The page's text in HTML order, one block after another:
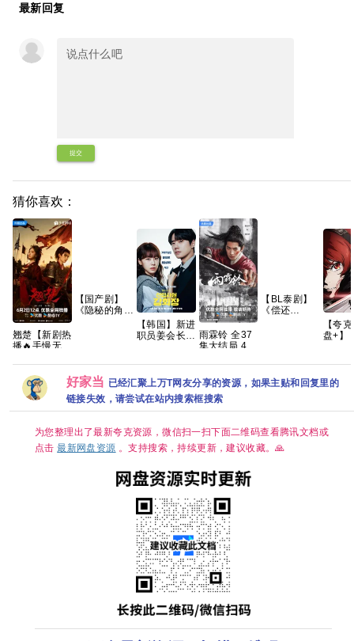
最新回复
提交
猜你喜欢：
翘楚【新剧热
播🔥手慢无】
超清60帧+高
码臻彩
HDR】 【陈
都灵、周翊然
｜古装/权
【国产剧】
《隐秘的角落
【66G】
【韩国】新进
职员姜会长
Reborn
Rookie /
Suddenly
Intern 夸克
雨霖铃 全37
集大结局 4K
克百度网盘
+】
【BL泰剧】
《偿还
【共10集】
【夸
盘+】
异世
真本
集
好家当 已经汇聚上万T网友分享的资源，如果主贴和回复里的
链接失效，请尝试在站内搜索框搜索
为您整理出了最新夸克资源，微信扫一扫下面二维码查看腾讯文档或
点击最新网盘资源 。支持搜索，持续更新，建议收藏。🙏